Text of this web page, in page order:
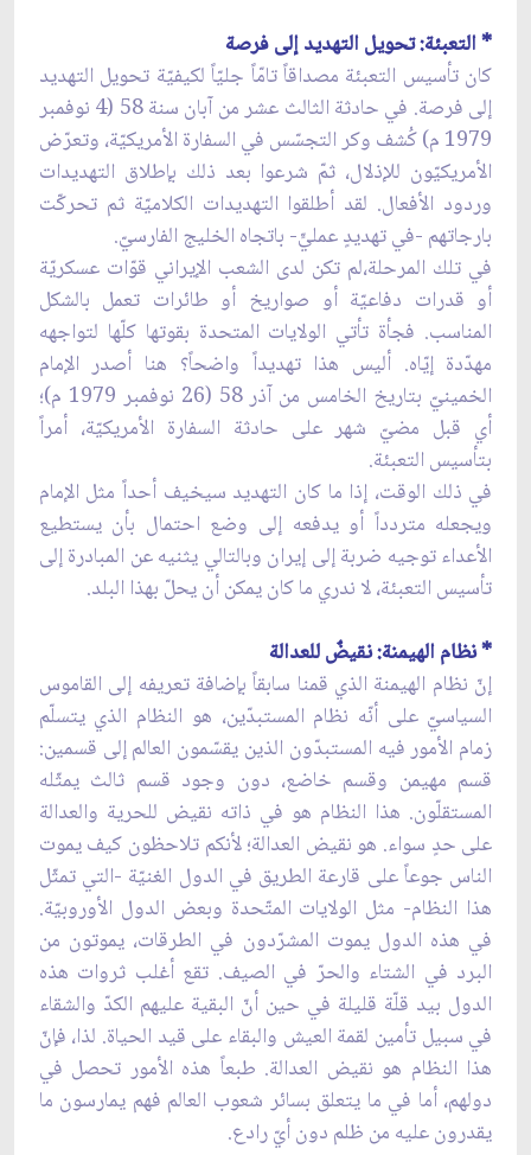
* التعبئة: تحويل التهديد إلى فرصة
كان تأسيس التعبئة مصداقاً تامّاً جليّاً لكيفيّة تحويل التهديد
إلى فرصة. في حادثة الثالث عشر من آبان سنة 58 (4 نوفمبر
1979 م) كُشف وكر التجسّس في السفارة الأمريكيّة، وتعرّض
الأمريكيّون للإذلال، ثمّ شرعوا بعد ذلك بإطلاق التهديدات
وردود الأفعال. لقد أطلقوا التهديدات الكلاميّة ثم تحركّت
بارجاتهم -في تهديدٍ عمليٍّ- باتجاه الخليج الفارسيّ.
في تلك المرحلة،لم تكن لدى الشعب الإيراني قوّات عسكريّة
أو قدرات دفاعيّة أو صواريخ أو طائرات تعمل بالشكل
المناسب. فجأة تأتي الولايات المتحدة بقوتها كلّها لتواجهه
مهدّدة إيّاه. أليس هذا تهديداً واضحاً؟ هنا أصدر الإمام
الخمينيّ بتاريخ الخامس من آذر 58 (26 نوفمبر 1979 م)؛
أي قبل مضيّ شهر على حادثة السفارة الأمريكيّة، أمراً
بتأسيس التعبئة.
في ذلك الوقت، إذا ما كان التهديد سيخيف أحداً مثل الإمام
ويجعله متردداً أو يدفعه إلى وضع احتمال بأن يستطيع
الأعداء توجيه ضربة إلى إيران وبالتالي يثنيه عن المبادرة إلى
تأسيس التعبئة، لا ندري ما كان يمكن أن يحلّ بهذا البلد.
* نظام الهيمنة: نقيضٌ للعدالة
إنّ نظام الهيمنة الذي قمنا سابقاً بإضافة تعريفه إلى القاموس
السياسيّ على أنّه نظام المستبدّين، هو النظام الذي يتسلّم
زمام الأمور فيه المستبدّون الذين يقسّمون العالم إلى قسمين:
قسم مهيمن وقسم خاضع، دون وجود قسم ثالث يمثّله
المستقلّون. هذا النظام هو في ذاته نقيض للحرية والعدالة
على حدٍ سواء. هو نقيض العدالة؛ لأنكم تلاحظون كيف يموت
الناس جوعاً على قارعة الطريق في الدول الغنيّة -التي تمثّل
هذا النظام- مثل الولايات المتّحدة وبعض الدول الأوروبيّة.
في هذه الدول يموت المشرّدون في الطرقات، يموتون من
البرد في الشتاء والحرّ في الصيف. تقع أغلب ثروات هذه
الدول بيد قلّة قليلة في حين أنّ البقية عليهم الكدّ والشقاء
في سبيل تأمين لقمة العيش والبقاء على قيد الحياة. لذا، فإنّ
هذا النظام هو نقيض العدالة. طبعاً هذه الأمور تحصل في
دولهم، أما في ما يتعلق بسائر شعوب العالم فهم يمارسون ما
يقدرون عليه من ظلم دون أيّ رادع.